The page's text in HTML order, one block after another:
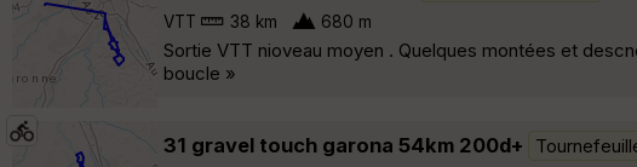
VTT 38 km 680 m
Sortie VTT nioveau moyen . Quelques montées et
boucle »
31 gravel touch garona 54km 200d+